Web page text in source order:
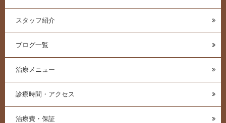
スタッフ紹介
ブログ一覧
治療メニュー
診療時間・アクセス
治療費・保証